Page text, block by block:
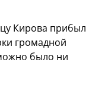
Кирова прибыл
громадной
было ни